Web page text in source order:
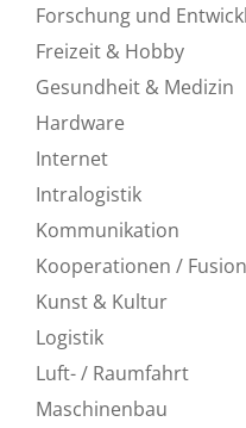
Forschung und
Freizeit & Hobby
Gesundheit & Medizin
Hardware
Internet
Intralogistik
Kommunikation
Kooperationen /
Kunst & Kultur
Logistik
Luft- / Raumfahrt
Maschinenbau